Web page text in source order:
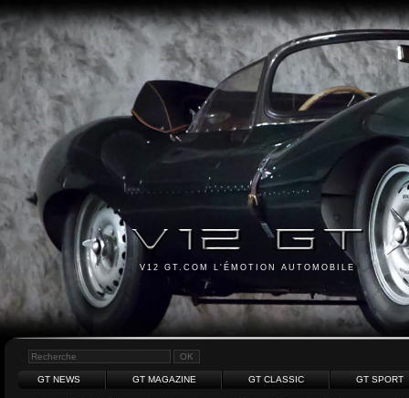
V12 GT.COM L'ÉMOTION AUTOMOBILE
GT NEWS GT MAGAZINE GT CLASSIC GT SPORT